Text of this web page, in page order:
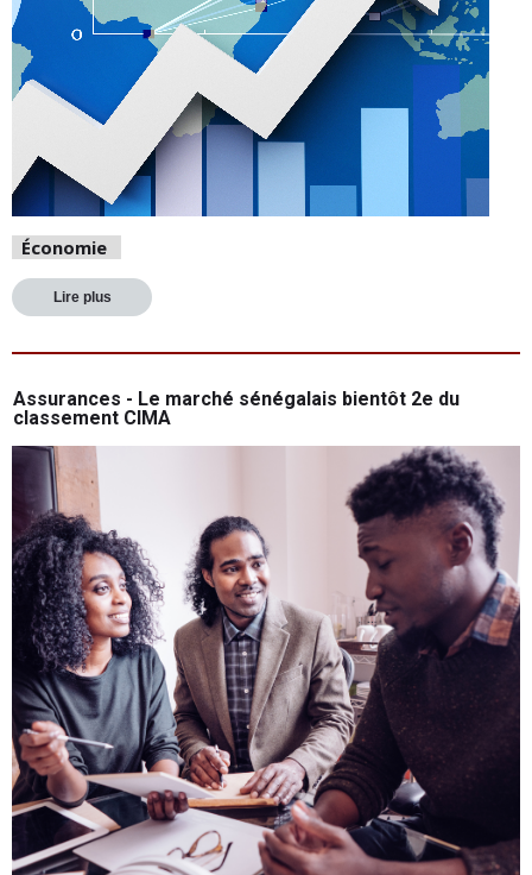
Économie
Lire plus
Assurances - Le marché sénégalais bientôt 2e du
classement CIMA